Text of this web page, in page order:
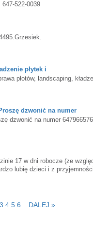
522-0039
płytek i
płotów, landscaping,
dzwonić na numer
dzwonić na numer
17 w dni robocze (ze
lubię dzieci i z
3 4 5 6 DALEJ »